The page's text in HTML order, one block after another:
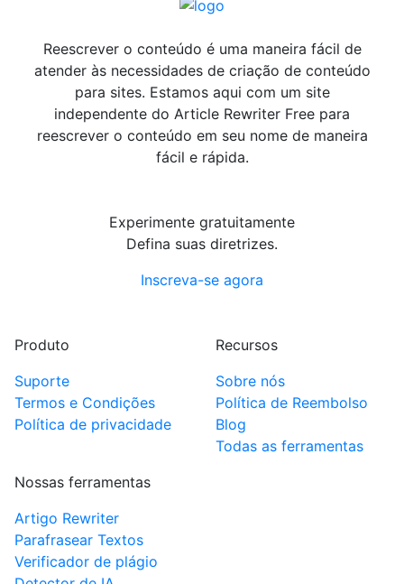
Reescrever o conteúdo é uma maneira fácil de
atender às necessidades de criação de conteúdo
para sites. Estamos aqui com um site
independente do Article Rewriter Free para
reescrever o conteúdo em seu nome de maneira
fácil e rápida.
Experimente gratuitamente
Defina suas diretrizes.
Inscreva-se agora
Produto
Suporte
Termos e Condições
Política de privacidade
Recursos
Sobre nós
Política de Reembolso
Blog
Todas as ferramentas
Nossas ferramentas
Artigo Rewriter
Parafrasear Textos
Verificador de plágio